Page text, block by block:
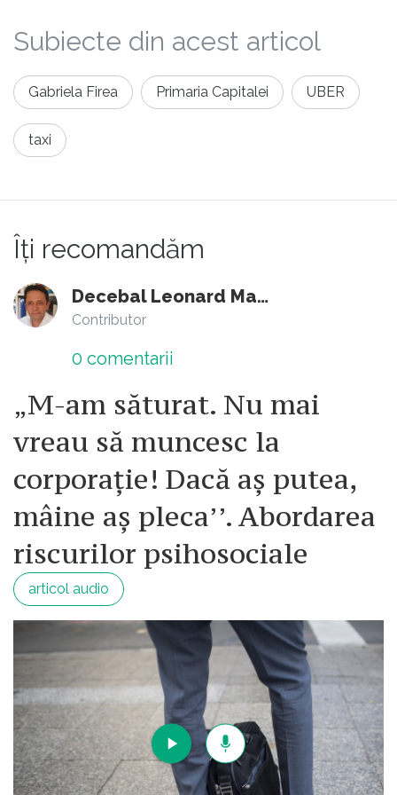
situatii si stingi conflicte, explicand
cand am timp.
Subiecte din acest articol
Gabriela Firea Primaria Capitalei UBER
taxi
Îți recomandăm
Decebal Leonard Marin
Contributor
0 comentarii
„M-am săturat. Nu mai
vreau să muncesc la
corporație! Dacă aș putea,
mâine aș pleca’’. Abordarea
riscurilor psihosociale
articol audio